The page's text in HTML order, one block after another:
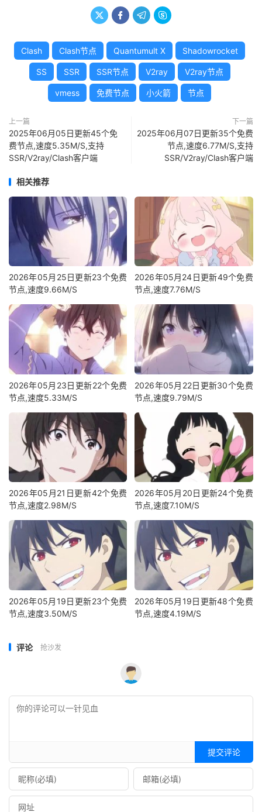
   
Clash Clash节点 Quantumult X Shadowrocket
SS SSR SSR节点 V2ray V2ray节点
vmess 免费节点 小火箭 节点
上一篇
2025年06月05日更新45个免
费节点,速度5.35M/S,支持
SSR/V2ray/Clash客户端
下一篇
2025年06月07日更新35个免费
节点,速度6.77M/S,支持
SSR/V2ray/Clash客户端
相关推荐
2026年05月25日更新23个免费
节点,速度9.66M/S
2026年05月24日更新49个免费
节点,速度7.76M/S
2026年05月23日更新22个免费
节点,速度5.33M/S
2026年05月22日更新30个免费
节点,速度9.79M/S
2026年05月21日更新42个免费
节点,速度2.98M/S
2026年05月20日更新24个免费
节点,速度7.10M/S
2026年05月19日更新23个免费
节点,速度3.50M/S
2026年05月19日更新48个免费
节点,速度4.19M/S
评论 抢沙发
提交评论